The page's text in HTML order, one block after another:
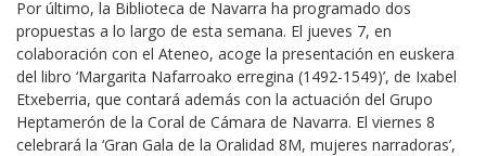
Por último, la Biblioteca de Navarra ha programado dos
propuestas a lo largo de esta semana. El jueves 7, en
colaboración con el Ateneo, acoge la presentación en euskera
del libro ‘Margarita Nafarroako erregina (1492-1549)’, de Ixabel
Etxeberria, que contará además con la actuación del Grupo
Heptamerón de la Coral de Cámara de Navarra. El viernes 8
celebrará la ‘Gran Gala de la Oralidad 8M, mujeres narradoras’,